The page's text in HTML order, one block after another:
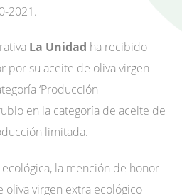
2021.
La Unidad ha recibido
por su aceite de oliva virgen
‘Producción
en la categoría de aceite de
limitada.
la mención de honor
oliva virgen extra ecológico